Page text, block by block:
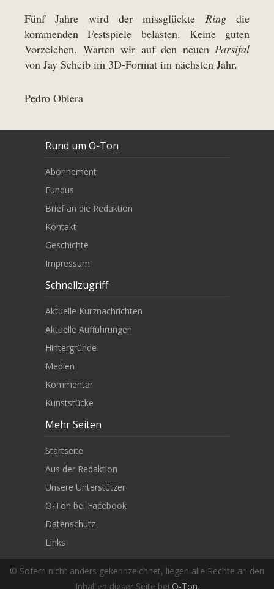
Fünf Jahre wird der missglückte Ringdie
kommenden Festspiele belasten. Keine guten
Vorzeichen. Warten wir auf den neuen Parsifal
von Jay Scheib im 3D-Format im nächsten Jahr.
Pedro Obiera
© Sofern nicht anders gekennzeichnet, liegen alle Rechte an den
Inhalten dieser Seite bei O-Ton.
Rund um O-Ton
Abonnement
Fundus
Brief an die Redaktion
Kontakt
Geschichte
Impressum
Schnellzugriff
Aktuelle Kurznachrichten
Aktuelle Aufführungen
Hintergründe
Medien
Kommentar
Kunststücke
Mehr Seiten
Startseite
Aus der Redaktion
Unsere Unterstützer
O-Ton bei Facebook
Datenschutz
Links